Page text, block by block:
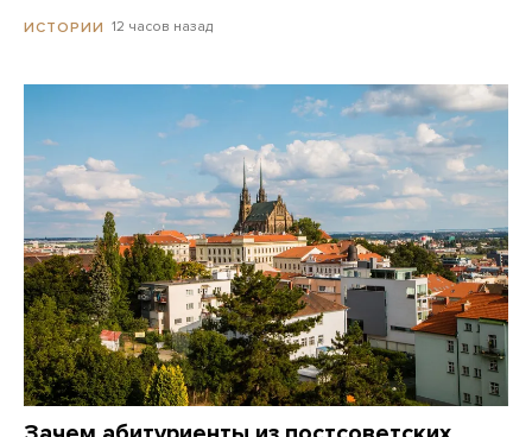
ИСТОРИИ 12 часов назад